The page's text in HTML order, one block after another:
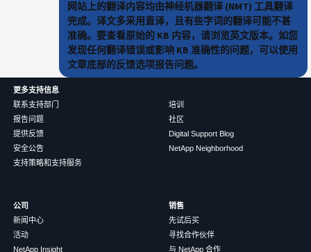
网站上的翻译内容均由神经机器翻译 (NMT) 工具翻译
完成。译文多采用直译，且有些字词的翻译可能不甚
准确。要查看原始的 KB 内容，请浏览英文版本。如您
发现任何翻译错误或影响 KB 准确性的问题，可以使用
文章底部的反馈选项报告问题。
更多支持信息
联系支持部门
报告问题
提供反馈
安全公告
支持策略和支持服务
培训
社区
Digital Support Blog
NetApp Neighborhood
公司
新闻中心
活动
NetApp Insight
销售
先试后买
寻找合作伙伴
与 NetApp 合作